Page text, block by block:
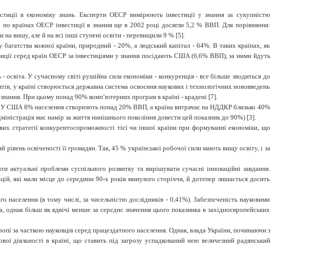
в економіку знань. Експерти ОЕСР вимірюють інвестиції у знання за сукупністю
країнах ОЕСР інвестиції в знання ще в 2002 році досягли 5,2 % ВВП. Для порівняння:
на вишу, але й на всі інші ступені освіти - перевищили 9 % [5].
кожної країни, природний - 20%, а людський капітал - 64%. В таких країнах, як
серед країн ОЕСР за інвестиціями у знання посідають США (6,6% ВВП), за ними йдуть
У сучасному світі рушійна сила економіки - конкуренція - все більше зводиться до
у країні створюється державна система освоєння наукових і технологічних нововведень
При цьому понад 90% комп’ютерних програм в країні - крадені [7].
У США 8% населення створюють понад 20% ВВП, а країна витрачає на НДДКР близько 40%
має намір за життя нинішнього покоління довести цей показник до 90%) [3].
стратегії конкурентоспроможності тієї чи іншої країни при формуванні економіки, що
освіченості її громадян. Так, 45 % української робочої сили мають вищу освіту, і за
проблеми суспільного розвитку та вирішувати сучасні інноваційні завдання.
які мали місце до середини 90-х років минулого сторіччя, й дотепер лишається досить
населення (в тому числі, за чисельністю дослідників - 0,41%). Забезпеченість науковими
більш як вдвічі менше за середнє значення цього показника в західноєвропейських
за часткою науковців серед працездатного населення. Однак, влада України, починаючи з
діяльності в країні, що ставить під загрозу успадкований нею величезний радянський